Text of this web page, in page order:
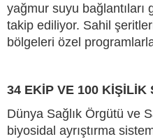
yağmur suyu bağlantıları
takip ediliyor. Sahil
bölgeleri özel
34 EKİP VE 100 KİŞİLİK
Dünya Sağlık Örgütü ve
biyosidal ayrıştırma